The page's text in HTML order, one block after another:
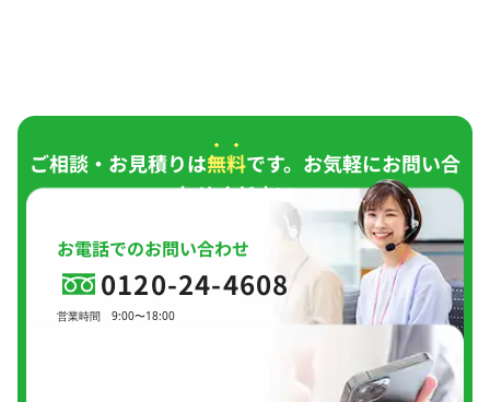
ご相談・お見積りは無料です。お気軽にお問い合
わせください。
お電話でのお問い合わせ
0120-24-4608
営業時間
9:00〜18:00